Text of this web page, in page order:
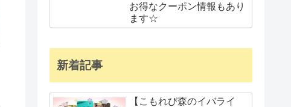
お得なクーポン情報もあり
ます☆
新着記事
【こもれび森のイバライ